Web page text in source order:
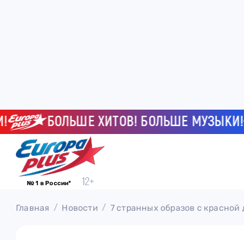
БОЛЬШЕ ХИТОВ! БОЛЬШЕ МУЗЫКИ!
№ 1 в России*
Главная Новости 7 странных образов с красной